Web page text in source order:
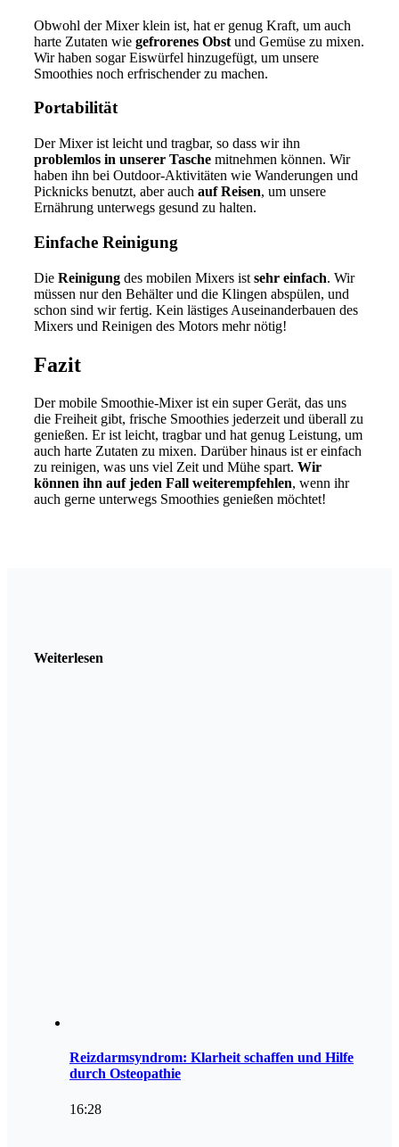
Obwohl der Mixer klein ist, hat er genug Kraft, um auch
harte Zutaten wie gefrorenes Obstund Gemüse zu mixen.
Wir haben sogar Eiswürfel hinzugefügt, um unsere
Smoothies noch erfrischender zu machen.
Portabilität
Der Mixer ist leicht und tragbar, so dass wir ihn
problemlos in unserer Taschemitnehmen können. Wir
haben ihn bei Outdoor-Aktivitäten wie Wanderungen und
Picknicks benutzt, aber auch auf Reisen, um unsere
Ernährung unterwegs gesund zu halten.
Einfache Reinigung
Die Reinigungdes mobilen Mixers ist sehr einfach. Wir
müssen nur den Behälter und die Klingen abspülen, und
schon sind wir fertig. Kein lästiges Auseinanderbauen des
Mixers und Reinigen des Motors mehr nötig!
Fazit
Der mobile Smoothie-Mixer ist ein super Gerät, das uns
die Freiheit gibt, frische Smoothies jederzeit und überall zu
genießen. Er ist leicht, tragbar und hat genug Leistung, um
auch harte Zutaten zu mixen. Darüber hinaus ist er einfach
zu reinigen, was uns viel Zeit und Mühe spart. Wir
können ihn auf jeden Fall weiterempfehlen, wenn ihr
auch gerne unterwegs Smoothies genießen möchtet!
Weiterlesen
Reizdarmsyndrom: Klarheit schaffen und Hilfe
durch Osteopathie
16:28